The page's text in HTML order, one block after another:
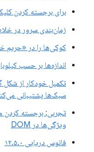
برای برجسته کردن
زمان‌بندی سرور در
کوکی‌ها را در «حریم
اندازه‌ها بر حسب
تکمیل خودکار از
سبک‌ها پشتیبانی
تجربی: برجسته کردن
ویژگی‌ها در DOM
فانوس دریایی ۱۲.۵.۰